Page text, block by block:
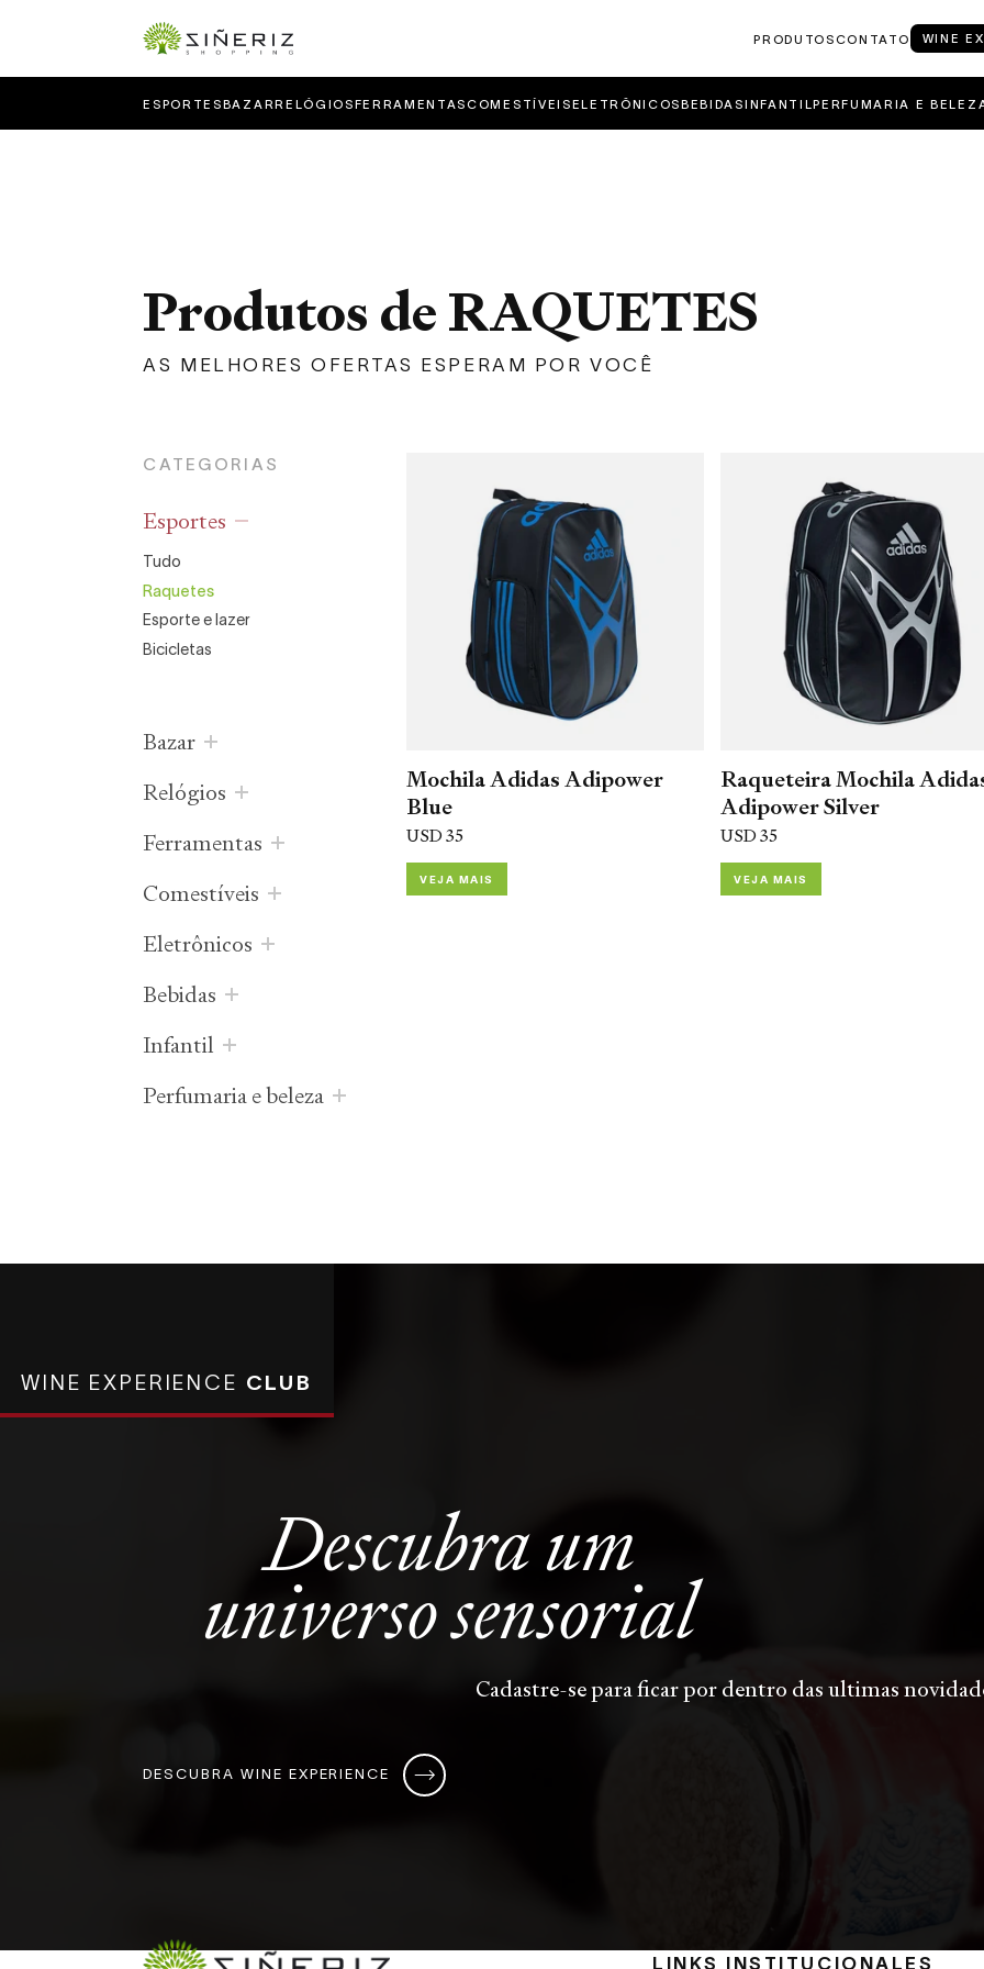
PRODUTOS
ESPORTESBAZARRELÓGIOSFERRAMENTASCOMESTÍVEISELETRÔNICOSBEBIDASINFANTILPERFUMARIA E
CONTATO WINE
Produtos de RAQUETES
AS MELHORES OFERTAS ESPERAM POR VOCÊ
CATEGORIAS
esportes
tudo
raquetes
esporte e lazer
bicicletas
bazar
relógios
ferramentas
comestíveis
eletrônicos
bebidas
infantil
perfumaria e beleza
Mochila Adidas Adipower
Blue
USD 35
VEJA MAIS
Raqueteira Mochila
Adipower Silver
USD 35
VEJA MAIS
WINE EXPERIENCE CLUB
Descubra um
universosensorial
Cadastre-se para ficar por dentro das ultimas
DESCUBRA WINE EXPERIENCE
LINKS INSTITUCIONALES